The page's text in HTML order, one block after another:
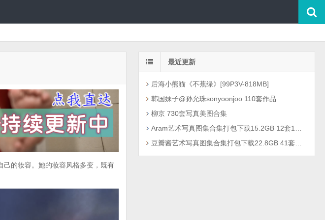
己的妆容。她的妆容风格多变，既有
最近更新
后海小熊猫《不蕉绿》[99P3V-818MB]
韩国妹子@孙允珠sonyoonjoo 110套作品
柳京 730套写真美图合集